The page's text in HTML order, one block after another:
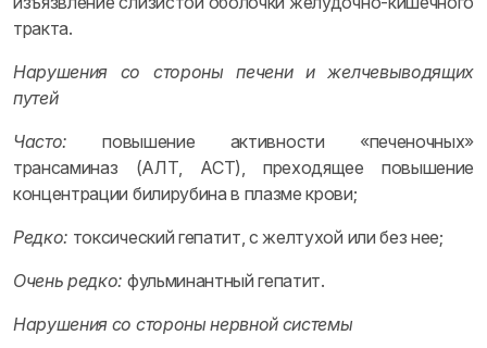
тракта.
Нарушения со стороны печени и желчевыводящих
путей
Часто: повышение активности «печеночных»
трансаминаз (АЛТ, ACT), преходящее повышение
концентрации билирубина в плазме крови;
Редко: токсический гепатит, с желтухой или без нее;
Очень редко: фульминантный гепатит.
Нарушения со стороны нервной системы